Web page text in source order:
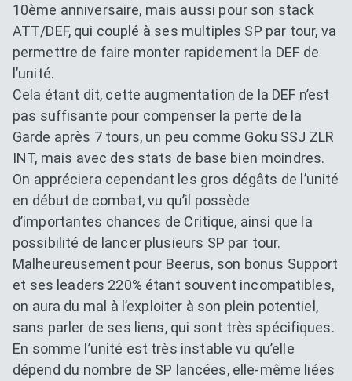
10ème anniversaire, mais aussi pour son stack
ATT/DEF, qui couplé à ses multiples SP par tour, va
permettre de faire monter rapidement la DEF de
l’unité.
Cela étant dit, cette augmentation de la DEF n’est
pas suffisante pour compenser la perte de la
Garde après 7 tours, un peu comme Goku SSJ ZLR
INT, mais avec des stats de base bien moindres.
On appréciera cependant les gros dégâts de l’unité
en début de combat, vu qu’il possède
d’importantes chances de Critique, ainsi que la
possibilité de lancer plusieurs SP par tour.
Malheureusement pour Beerus, son bonus Support
et ses leaders 220% étant souvent incompatibles,
on aura du mal à l’exploiter à son plein potentiel,
sans parler de ses liens, qui sont très spécifiques.
En somme l’unité est très instable vu qu’elle
dépend du nombre de SP lancées, elle-même liées